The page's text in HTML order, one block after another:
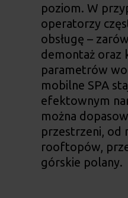
poziom. W
operatorzy
obsługę –
demontaż oraz
parametrów
mobilne SPA
efektownym
można
przestrzeni, od
rooftopów,
górskie polany.